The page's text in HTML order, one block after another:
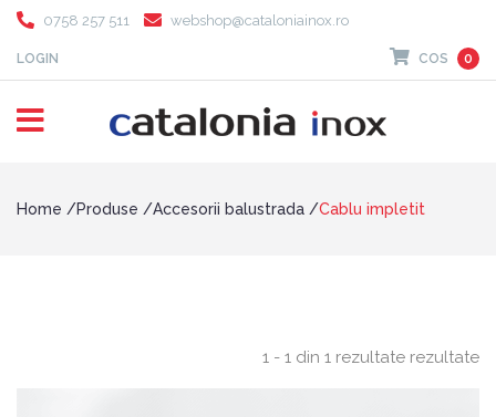
0758 257 511 webshop@cataloniainox.ro
LOGIN COS 0
Home Produse Accesorii balustrada Cablu impletit
1 - 1 din 1 rezultate rezultate